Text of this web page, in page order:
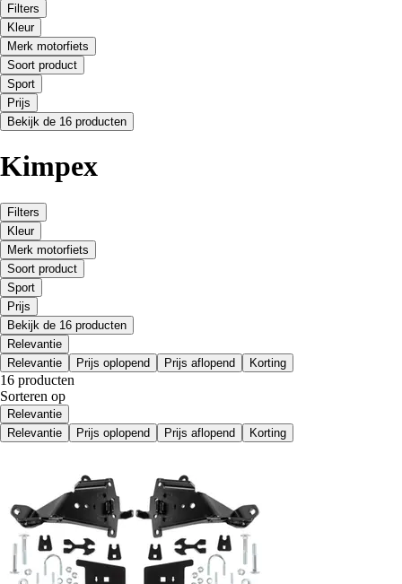
Filters
Kleur
Merk motorfiets
Soort product
Sport
Prijs
Bekijk de 16 producten
Kimpex
Filters
Kleur
Merk motorfiets
Soort product
Sport
Prijs
Bekijk de 16 producten
Relevantie
Relevantie
Prijs oplopend Prijs aflopend Korting
16 producten
Sorteren op
Relevantie
Relevantie
Prijs oplopend Prijs aflopend Korting